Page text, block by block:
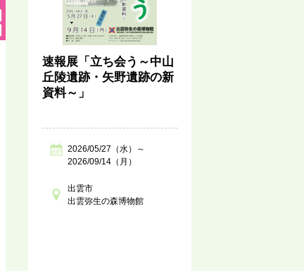
速報展「立ち会う～中山
丘陵遺跡・矢野遺跡の新
資料～」
2026/05/27（水）～
2026/09/14（月）
出雲市
出雲弥生の森博物館